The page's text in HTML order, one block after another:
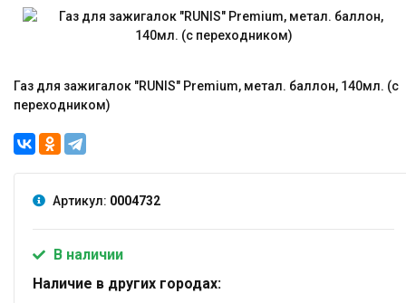
Газ для зажигалок "RUNIS" Premium, метал. баллон, 140мл. (с
переходником)
Артикул: 0004732
В наличии
Наличие в других городах: